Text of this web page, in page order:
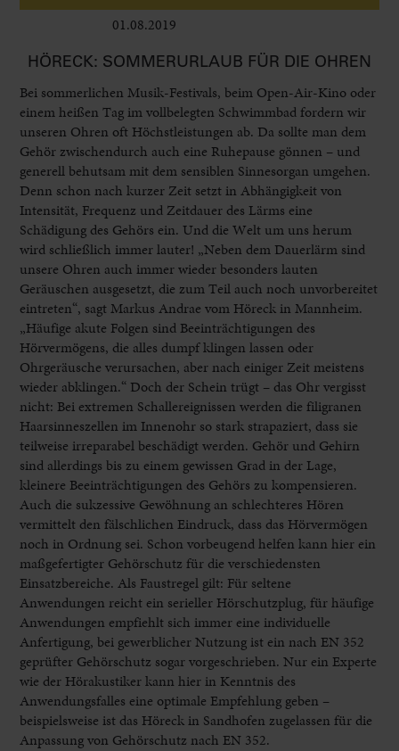
01.08.2019
HÖRECK: SOMMERURLAUB FÜR DIE OHREN
Bei sommerlichen Musik-Festivals, beim Open-Air-Kino oder
einem heißen Tag im vollbelegten Schwimmbad fordern wir
unseren Ohren oft Höchstleistungen ab. Da sollte man dem
Gehör zwischendurch auch eine Ruhepause gönnen – und
generell behutsam mit dem sensiblen Sinnesorgan umgehen.
Denn schon nach kurzer Zeit setzt in Abhängigkeit von
Intensität, Frequenz und Zeitdauer des Lärms eine
Schädigung des Gehörs ein. Und die Welt um uns herum
wird schließlich immer lauter! „Neben dem Dauerlärm sind
unsere Ohren auch immer wieder besonders lauten
Geräuschen ausgesetzt, die zum Teil auch noch unvorbereitet
eintreten“, sagt Markus Andrae vom Höreck in Mannheim.
„Häufige akute Folgen sind Beeinträchtigungen des
Hörvermögens, die alles dumpf klingen lassen oder
Ohrgeräusche verursachen, aber nach einiger Zeit meistens
wieder abklingen.“ Doch der Schein trügt – das Ohr vergisst
nicht: Bei extremen Schallereignissen werden die filigranen
Haarsinneszellen im Innenohr so stark strapaziert, dass sie
teilweise irreparabel beschädigt werden. Gehör und Gehirn
sind allerdings bis zu einem gewissen Grad in der Lage,
kleinere Beeinträchtigungen des Gehörs zu kompensieren.
Auch die sukzessive Gewöhnung an schlechteres Hören
vermittelt den fälschlichen Eindruck, dass das Hörvermögen
noch in Ordnung sei. Schon vorbeugend helfen kann hier ein
maßgefertigter Gehörschutz für die verschiedensten
Einsatzbereiche. Als Faustregel gilt: Für seltene
Anwendungen reicht ein serieller Hörschutzplug, für häufige
Anwendungen empfiehlt sich immer eine individuelle
Anfertigung, bei gewerblicher Nutzung ist ein nach EN 352
geprüfter Gehörschutz sogar vorgeschrieben. Nur ein Experte
wie der Hörakustiker kann hier in Kenntnis des
Anwendungsfalles eine optimale Empfehlung geben –
beispielsweise ist das Höreck in Sandhofen zugelassen für die
Anpassung von Gehörschutz nach EN 352.